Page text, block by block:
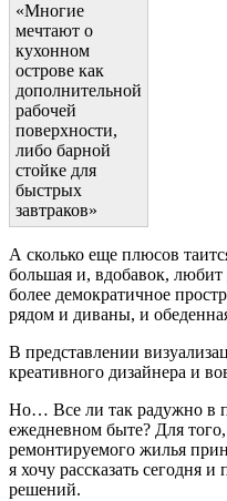
«Многие
мечтают о
кухонном
острове как
дополнительной
рабочей
поверхности,
либо барной
стойке для
быстрых
завтраков»
А сколько еще плюсов
большая и, вдобавок,
более демократичное
рядом и диваны, и
В представлении
креативного дизайнера и
Но… Все ли так радужно в
ежедневном быте? Для
ремонтируемого жилья
я хочу рассказать сегодня
решений.